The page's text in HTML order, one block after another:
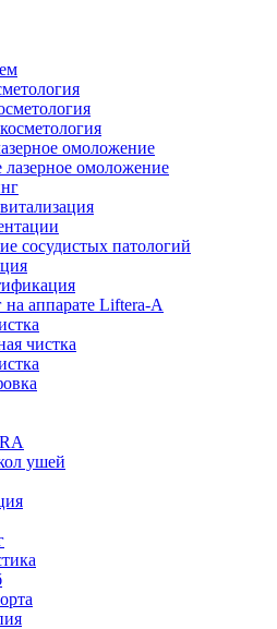
омоложение
омоложение
сосудистых патологий
аппарате Liftera-A
чистка
ушей